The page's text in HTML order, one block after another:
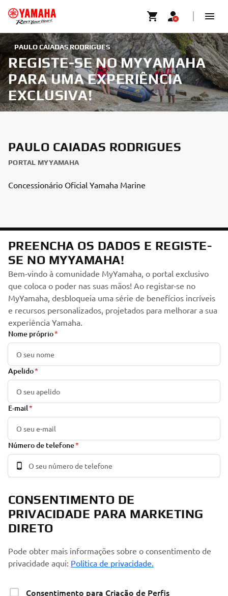
PAULO CAIADAS RODRIGUES
REGISTE-SE NO MYYAMAHA
PARA UMA EXPERIÊNCIA
EXCLUSIVA!
PAULO CAIADAS RODRIGUES
PORTAL MYYAMAHA
Concessionário Oficial Yamaha Marine
PREENCHA OS DADOS E REGISTE-
SE NO MYYAMAHA!
Bem-vindo à comunidade MyYamaha, o portal exclusivo
que coloca o poder nas suas mãos! Ao registar-se no
MyYamaha, desbloqueia uma série de benefícios incríveis
e recursos personalizados, projetados para melhorar a sua
experiência Yamaha.
Nome próprio
Apelido
E-mail
Número de telefone
CONSENTIMENTO DE
PRIVACIDADE PARA MARKETING
DIRETO
Pode obter mais informações sobre o consentimento de
privacidade aqui: Politica de privacidade.
Consentimento para Criação de Perfis